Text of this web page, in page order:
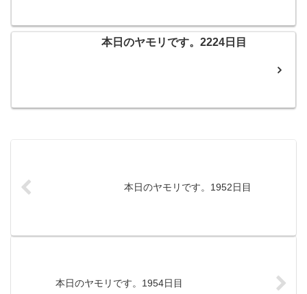
本日のヤモリです。2224日目
本日のヤモリです。1952日目
本日のヤモリです。1954日目